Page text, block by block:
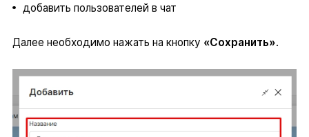
добавить пользователей в чат
Далее необходимо нажать на кнопку «Сохранить».